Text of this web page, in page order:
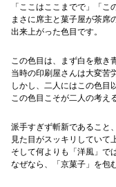
「ここはここまでで」「
まさに席主と菓子屋が茶席
出来上がった色目です。
この色目は、まず白を敷き
当時の印刷屋さんは大変苦
しかし、二人にはこの色目
この色目こそが二人の考え
派手すぎず斬新であること
見た目がスッキリしていて
そして何よりも「洋風」で
なぜなら、「京菓子」を包